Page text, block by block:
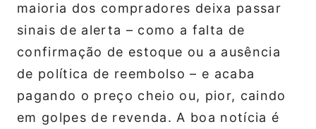
maioria dos compradores deixa passar
sinais de alerta – como a falta de
confirmação de estoque ou a ausência
de política de reembolso – e acaba
pagando o preço cheio ou, pior, caindo
em golpes de revenda. A boa notícia é